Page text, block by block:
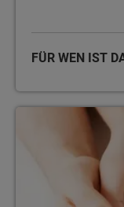
FÜR WEN IST
Die Sicherheit beim